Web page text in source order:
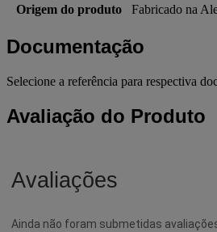
Origem do produto
Fabricado na
Documentação
Selecione a referência para respectiva
Avaliação do Produto